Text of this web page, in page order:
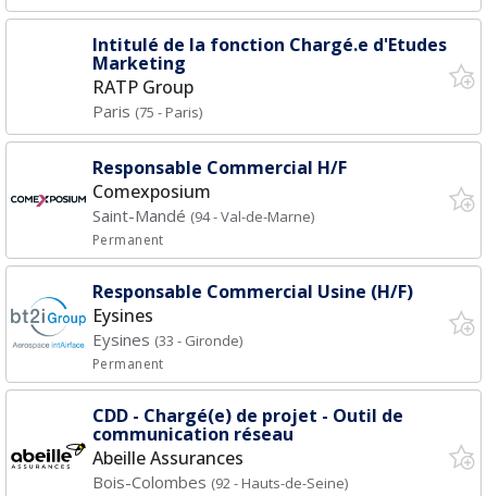
Intitulé de la fonction Chargé.e d'Etudes
Marketing
RATP Group
Paris (75 - Paris)
Responsable Commercial H/F
Comexposium
Saint-Mandé (94 - Val-de-Marne)
Permanent
Responsable Commercial Usine (H/F)
Eysines
Eysines (33 - Gironde)
Permanent
CDD - Chargé(e) de projet - Outil de
communication réseau
Abeille Assurances
Bois-Colombes (92 - Hauts-de-Seine)